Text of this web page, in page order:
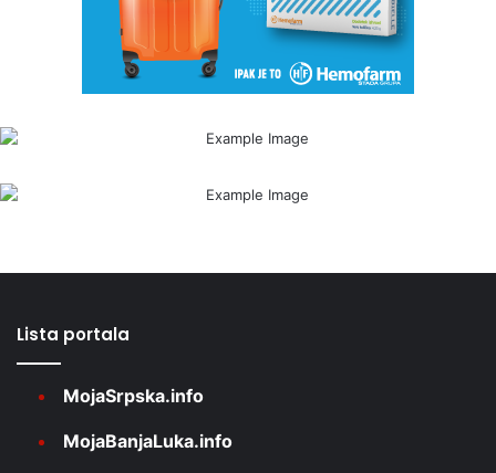
Lista portala
MojaSrpska.info
MojaBanjaLuka.info